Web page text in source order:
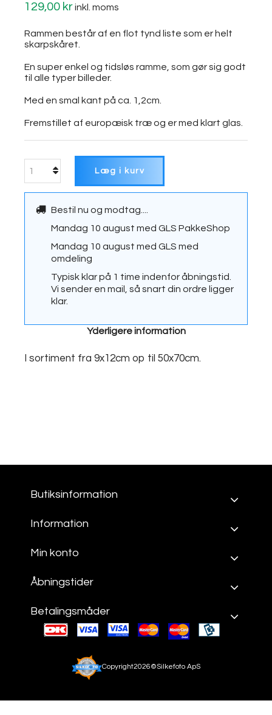
129,00 krinkl. moms
Rammen består af en flot tynd liste som er helt
skarpskåret.
En super enkel og tidsløs ramme, som gør sig godt
til alle typer billeder.
Med en smal kant på ca. 1,2cm.
Fremstillet af europæisk træ og er med klart glas.
Læg i kurv
Bestil nu og modtag....
Mandag 10 august med GLS PakkeShop
Mandag 10 august med GLS med
omdeling
Typisk klar på 1 time indenfor åbningstid.
Vi sender en mail, så snart din ordre ligger
klar.
Yderligere information
I sortiment fra 9x12cm op til 50x70cm.
Butiksinformation
Information
Min konto
Åbningstider
Betalingsmåder
Copyright2026©Silkefoto ApS